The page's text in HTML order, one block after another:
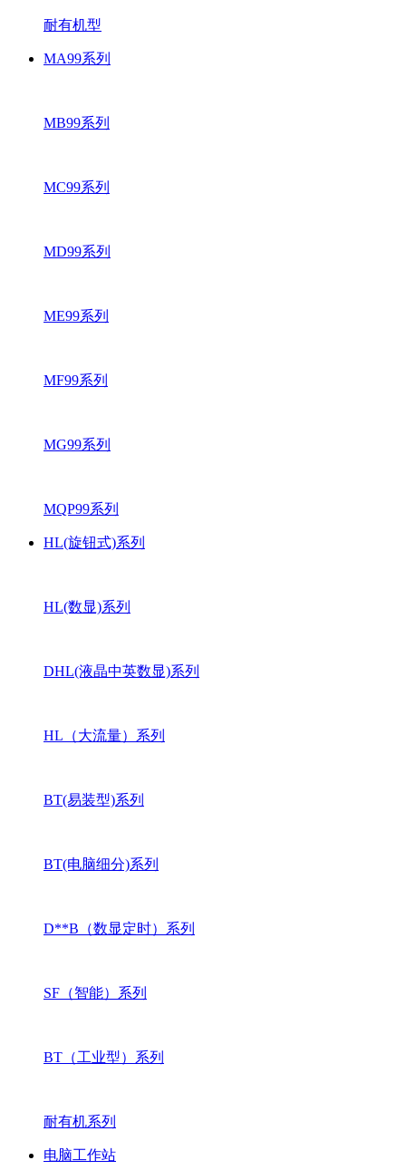
耐有机型
MA99系列
MB99系列
MC99系列
MD99系列
ME99系列
MF99系列
MG99系列
MQP99系列
HL(旋钮式)系列
HL(数显)系列
DHL(液晶中英数显)系列
HL（大流量）系列
BT(易装型)系列
BT(电脑细分)系列
D**B（数显定时）系列
SF（智能）系列
BT（工业型）系列
耐有机系列
电脑工作站